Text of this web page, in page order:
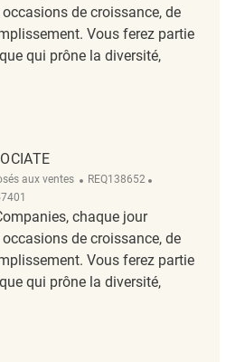
de croissance, de
Vous ferez partie
qui prône la diversité,
Associate REQ136109
aux ventes ReqId
REQ138652
chaque jour
de croissance, de
Vous ferez partie
qui prône la diversité,
Associate REQ138652